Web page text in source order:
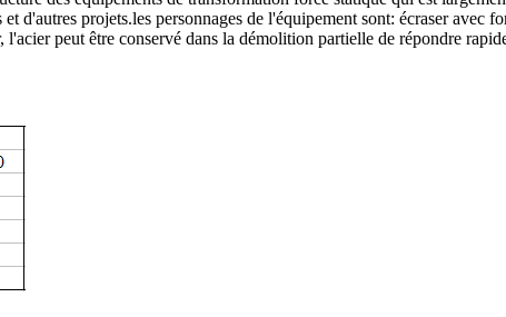
d'autres projets.les personnages de l'équipement sont: écraser avec
peut être conservé dans la démolition partielle de répondre